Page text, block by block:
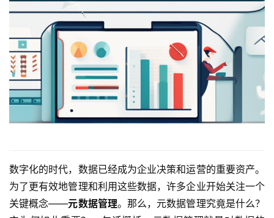
数字化的时代，数据已经成为企业决策和运营的重要资产。
为了更有效地管理和利用这些数据，许多企业开始关注一个
关键概念——元数据管理。那么，元数据管理究竟是什么？